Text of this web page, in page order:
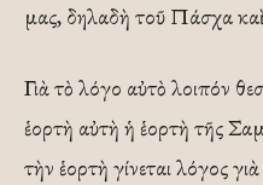
μας, δηλαδὴ τοῦ Πάσχα
Γιὰ τὸ λόγο αὐτὸ λοιπόν
ἑορτὴ αὐτὴ ἡ ἑορτὴ τῆς
τὴν ἑορτὴ γίνεται λόγος